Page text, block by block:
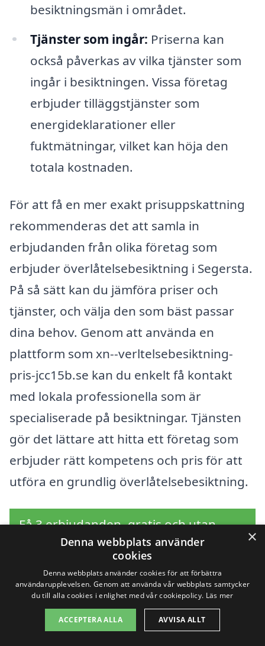
besiktningsmän i området.
Tjänster som ingår: Priserna kan
också påverkas av vilka tjänster som
ingår i besiktningen. Vissa företag
erbjuder tilläggstjänster som
energideklarationer eller
fuktmätningar, vilket kan höja den
totala kostnaden.
För att få en mer exakt prisuppskattning
rekommenderas det att samla in
erbjudanden från olika företag som
erbjuder överlåtelsebesiktning i Segersta.
På så sätt kan du jämföra priser och
tjänster, och välja den som bäst passar
dina behov. Genom att använda en
plattform som xn--verltelsebesiktning-
pris-jcc15b.se kan du enkelt få kontakt
med lokala professionella som är
specialiserade på besiktningar. Tjänsten
gör det lättare att hitta ett företag som
erbjuder rätt kompetens och pris för att
utföra en grundlig överlåtelsebesiktning.
Få 3 erbjudanden, gratis och utan
förpliktelser
Sök efter en
professionell för
×
Denna webbplats använder
cookies
Denna webbplats använder cookies för att förbättra
användarupplevelsen. Genom att använda vår webbplats samtycker
du till alla cookies i enlighet med vår cookiepolicy. Läs mer
ACCEPTERA ALLA AVVISA ALLT